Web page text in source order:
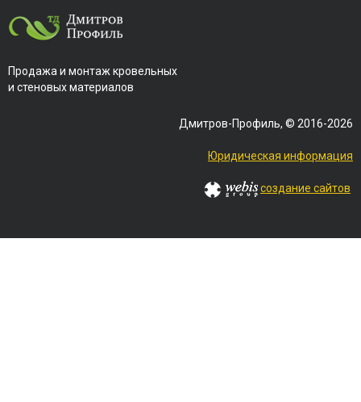
Продажа и монтаж кровельных
и стеновых материалов
Дмитров-Профиль, © 2016-2026
Юридическая информация
создание сайтов